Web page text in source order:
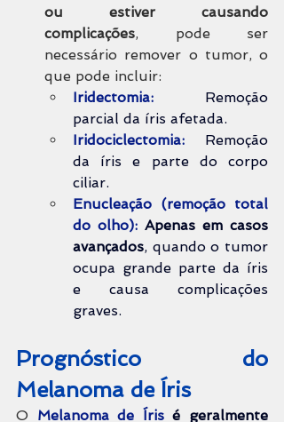
ou estiver causando
complicações, pode ser
necessário remover o tumor, o
que pode incluir:
Iridectomia: Remoção
parcial da íris afetada.
Iridociclectomia:
Remoção
da íris e parte do corpo
ciliar.
Enucleação (remoção total
do olho): Apenas em casos
avançados, quando o tumor
ocupa grande parte da íris
e causa complicações
graves.
Prognóstico do
Melanoma de Íris
O Melanoma de Íris é geralmente